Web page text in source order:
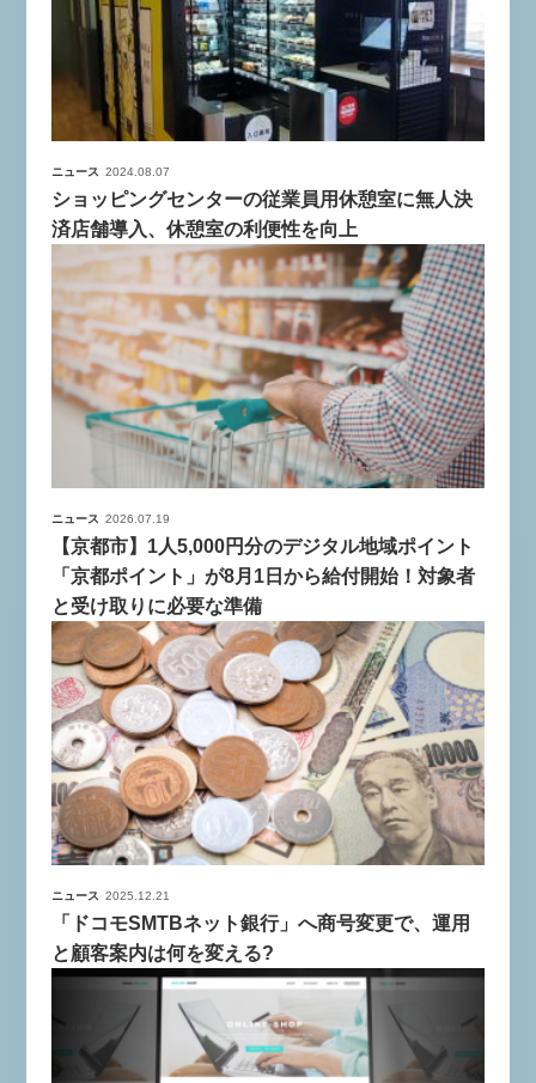
ニュース 2024.08.07
ショッピングセンターの従業員用休憩室に無人決
済店舗導入、休憩室の利便性を向上
ニュース 2026.07.19
【京都市】1人5,000円分のデジタル地域ポイント
「京都ポイント」が8月1日から給付開始！対象者
と受け取りに必要な準備
ニュース 2025.12.21
「ドコモSMTBネット銀行」へ商号変更で、運用
と顧客案内は何を変える?